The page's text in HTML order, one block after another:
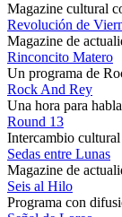
Magazine cultural
Revolución de
Magazine de
Rinconcito Matero
Un programa de
Rock And Rey
Una hora para
Round 13
Intercambio
Sedas entre Lunas
Magazine de
Seis al Hilo
Programa con